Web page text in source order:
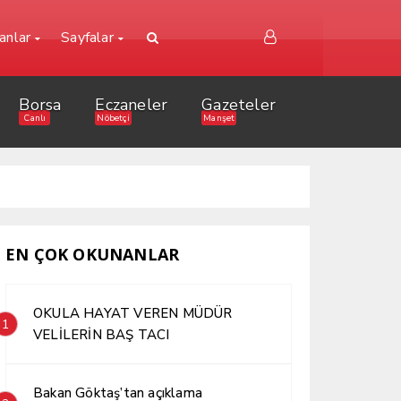
Sayfalar
Borsa
Canlı
Eczaneler
Nöbetçi
Gazeteler
Manşet
EN ÇOK OKUNANLAR
1
OKULA HAYAT VEREN MÜDÜR
VELİLERİN BAŞ TACI
Bakan Göktaş’tan açıklama